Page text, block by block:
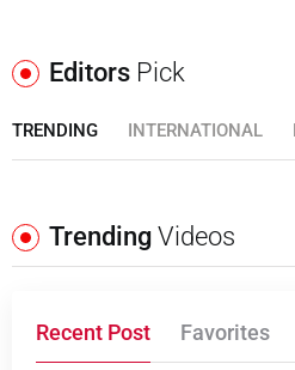
Editors Pick
TRENDING INTERNATIONAL
Trending Videos
Recent Post Favorites